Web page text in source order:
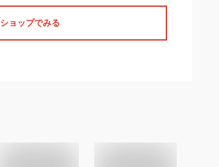
ショップでみる